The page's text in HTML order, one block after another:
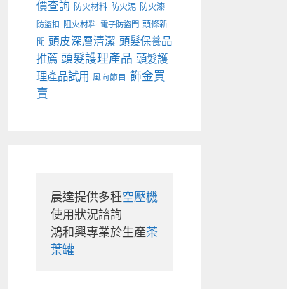
價查詢 防火材料 防火泥 防火漆
防盜扣 阻火材料 電子防盜門 頭條新
聞 頭皮深層清潔 頭髮保養品
推薦 頭髮護理產品 頭髮護
理產品試用 風向節目 飾金買
賣
晨達提供多種空壓機
使用狀況諮詢
鴻和興專業於生產茶
葉罐